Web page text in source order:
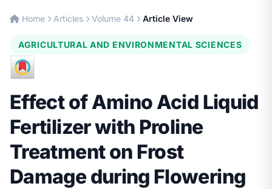
Home Articles Volume 44 Article View
AGRICULTURAL AND ENVIRONMENTAL SCIENCES
Effect of Amino Acid Liquid
Fertilizer with Proline
Treatment on Frost
Damage during Flowering